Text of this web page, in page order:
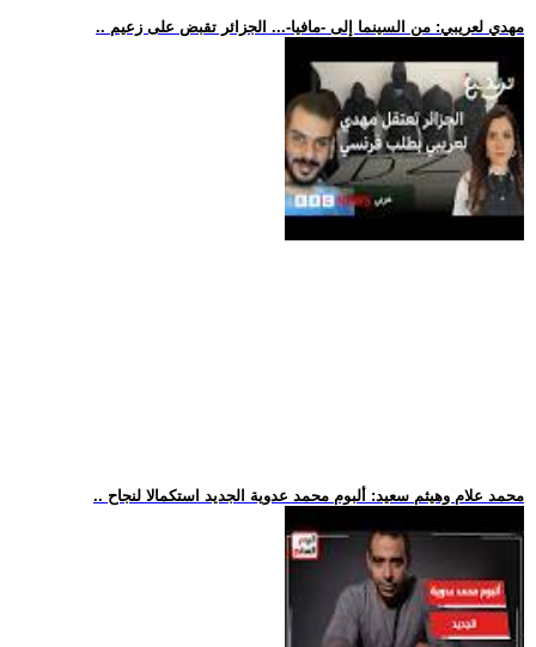
.. مهدي لعريبي: من السينما إلى -مافيا-... الجزائر تقبض على زعيم
.. محمد علام وهيثم سعيد: ألبوم محمد عدوية الجديد استكمالا لنجاح